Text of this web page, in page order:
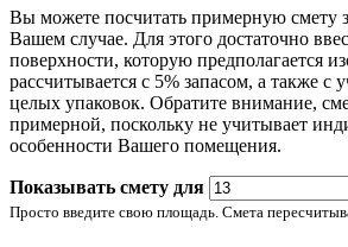
Вы можете посчитать примерную смету
Вашем случае. Для этого достаточно
поверхности, которую предполагается
рассчитывается с 5% запасом, а также с
целых упаковок. Обратите внимание,
примерной, поскольку не учитывает
особенности Вашего помещения.
Показывать смету для
Просто введите свою площадь. Смета